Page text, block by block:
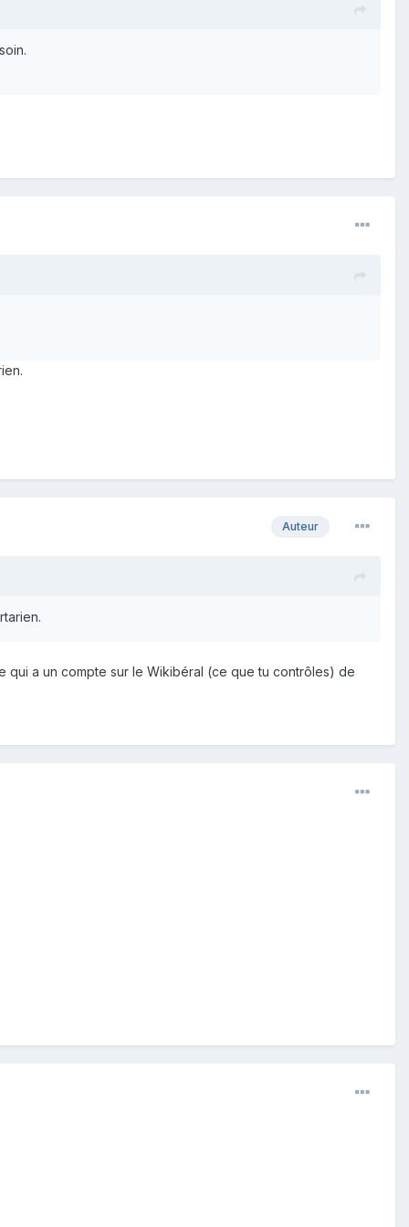
Auteur
a un compte sur le Wikibéral (ce que tu contrôles) de